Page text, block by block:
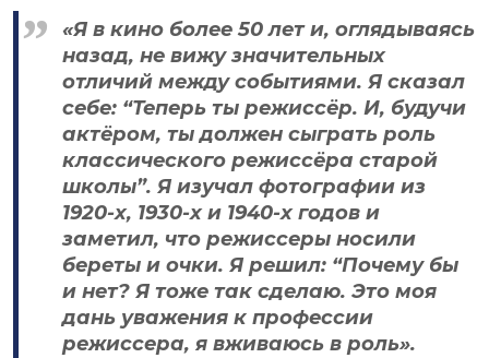
«Я в кино более 50 лет и, оглядываясь
назад, не вижу значительных
отличий между событиями. Я сказал
себе: “Теперь ты режиссёр. И, будучи
актёром, ты должен сыграть роль
классического режиссёра старой
школы”. Я изучал фотографии из
1920-х, 1930-х и 1940-х годов и
заметил, что режиссеры носили
береты и очки. Я решил: “Почему бы
и нет? Я тоже так сделаю. Это моя
дань уважения к профессии
режиссера, я вживаюсь в роль».